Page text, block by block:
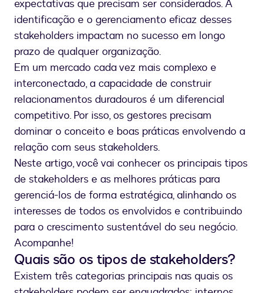
expectativas que precisam ser considerados. A
identificação e o gerenciamento eficaz desses
stakeholders impactam no sucesso em longo
prazo de qualquer organização.
Em um mercado cada vez mais complexo e
interconectado, a capacidade de construir
relacionamentos duradouros é um diferencial
competitivo. Por isso, os gestores precisam
dominar o conceito e boas práticas envolvendo a
relação com seus stakeholders.
Neste artigo, você vai conhecer os principais tipos
de stakeholders e as melhores práticas para
gerenciá-los de forma estratégica, alinhando os
interesses de todos os envolvidos e contribuindo
para o crescimento sustentável do seu negócio.
Acompanhe!
Quais são os tipos de stakeholders?
Existem três categorias principais nas quais os